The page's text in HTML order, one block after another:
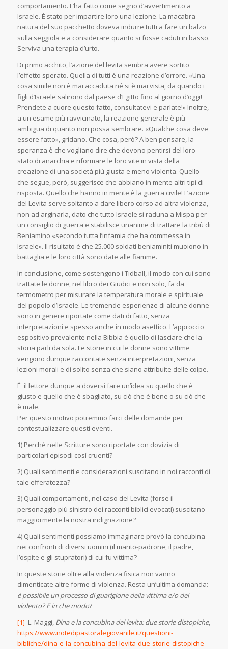
comportamento. L’ha fatto come segno d’avvertimento a
Israele. È stato per impartire loro una lezione. La macabra
natura del suo pacchetto doveva indurre tutti a fare un balzo
sulla seggiola e a considerare quanto si fosse caduti in basso.
Serviva una terapia d’urto.
Di primo acchito, l’azione del levita sembra avere sortito
l’effetto sperato. Quella di tutti è una reazione d’orrore. «Una
cosa simile non è mai accaduta né si è mai vista, da quando i
figli d’Israele salirono dal paese d’Egitto fino al giorno d’oggi!
Prendete a cuore questo fatto, consultatevi e parlate!» Inoltre,
a un esame più ravvicinato, la reazione generale è più
ambigua di quanto non possa sembrare. «Qualche cosa deve
essere fatto», gridano. Che cosa, però? A ben pensare, la
speranza è che vogliano dire che devono pentirsi del loro
stato di anarchia e riformare le loro vite in vista della
creazione di una società più giusta e meno violenta. Quello
che segue, però, suggerisce che abbiano in mente altri tipi di
risposta. Quello che hanno in mente è la guerra civile! L’azione
del Levita serve soltanto a dare libero corso ad altra violenza,
non ad arginarla, dato che tutto Israele si raduna a Mispa per
un consiglio di guerra e stabilisce unanime di trattare la tribù di
Beniamino «secondo tutta l’infamia che ha commessa in
Israele». Il risultato è che 25.000 soldati beniaminiti muoiono in
battaglia e le loro città sono date alle fiamme.
In conclusione, come sostengono i Tidball, il modo con cui sono
trattate le donne, nel libro dei Giudici e non solo, fa da
termometro per misurare la temperatura morale e spirituale
del popolo d’Israele. Le tremende esperienze di alcune donne
sono in genere riportate come dati di fatto, senza
interpretazioni e spesso anche in modo asettico. L’approccio
espositivo prevalente nella Bibbia è quello di lasciare che la
storia parli da sola. Le storie in cui le donne sono vittime
vengono dunque raccontate senza interpretazioni, senza
lezioni morali e di solito senza che siano attribuite delle colpe.
È il lettore dunque a doversi fare un’idea su quello che è
giusto e quello che è sbagliato, su ciò che è bene o su ciò che
è male.
Per questo motivo potremmo farci delle domande per
contestualizzare questi eventi.
1) Perché nelle Scritture sono riportate con dovizia di
particolari episodi così cruenti?
2) Quali sentimenti e considerazioni suscitano in noi racconti di
tale efferatezza?
3) Quali comportamenti, nel caso del Levita (forse il
personaggio più sinistro dei racconti biblici evocati) suscitano
maggiormente la nostra indignazione?
4) Quali sentimenti possiamo immaginare provò la concubina
nei confronti di diversi uomini (il marito-padrone, il padre,
l’ospite e gli stupratori) di cui fu vittima?
In queste storie oltre alla violenza fisica non vanno
dimenticate altre forme di violenza. Resta un’ultima domanda:
è possibile un processo di guarigione della vittima e/o del
violento? E in che modo?
[1] L. Maggi, Dina e la concubina del levita: due storie distopiche,
https://www.notedipastoralegiovanile.it/questioni-
bibliche/dina-e-la-concubina-del-levita-due-storie-distopiche